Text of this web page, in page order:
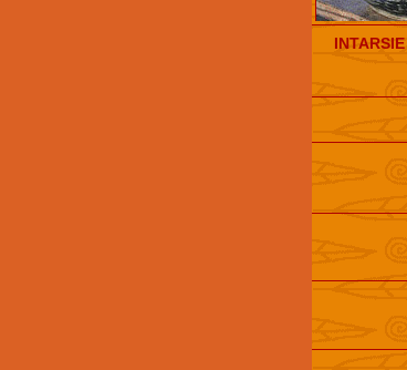
INTARSIE